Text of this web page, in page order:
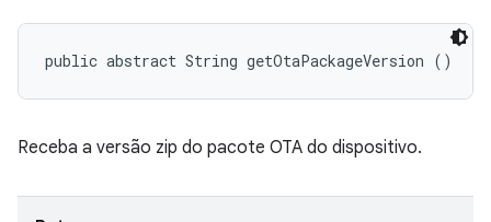
public abstract String getOtaPackageVersion ()
Receba a versão zip do pacote OTA do dispositivo.